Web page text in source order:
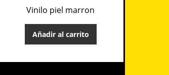
Vinilo piel marron
Añadir al carrito